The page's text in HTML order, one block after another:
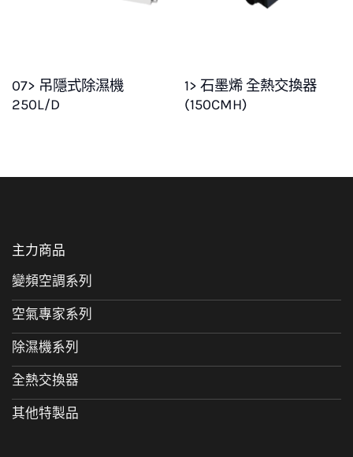
07> 吊隱式除濕機
250L/D
1> 石墨烯 全熱交換器
(150CMH)
主力商品
變頻空調系列
空氣專家系列
除濕機系列
全熱交換器
其他特製品